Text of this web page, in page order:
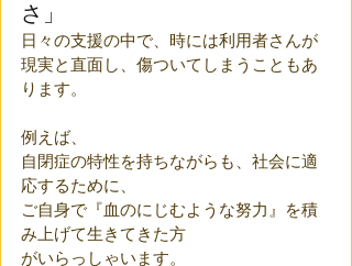
さ」
日々の支援の中で、時には利用者さんが
現実と直面し、傷ついてしまうこともあ
ります。
例えば、
自閉症の特性を持ちながらも、社会に適
応するために、
ご自身で『血のにじむような努力』を積
み上げて生きてきた方
がいらっしゃいます。